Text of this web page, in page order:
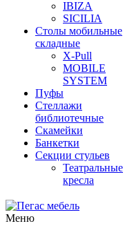
IBIZA
SICILIA
Столы мобильные
складные
X-Pull
MOBILE
SYSTEM
Пуфы
Стеллажи
библиотечные
Скамейки
Банкетки
Секции стульев
Театральные
кресла
Меню